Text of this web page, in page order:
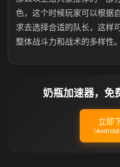
色，这个时候玩家可以根据
求去选择合适的队长，这样
整体战斗力和战术的多样性。
奶瓶加速器，免
立即
（Android